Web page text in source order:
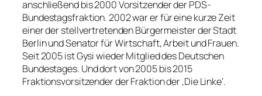
anschließend bis 2000 Vorsitzender der PDS-
Bundestagsfraktion. 2002 war er für eine kurze Zeit
einer der stellvertretenden Bürgermeister der Stadt
Berlin und Senator für Wirtschaft, Arbeit und Frauen.
Seit 2005 ist Gysi wieder Mitglied des Deutschen
Bundestages. Und dort von 2005 bis 2015
Fraktionsvorsitzender der Fraktion der ‚Die Linke‘.